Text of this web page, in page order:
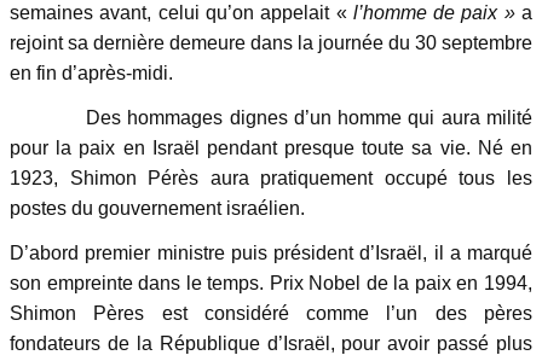
semaines avant, celui qu’on appelait « l’homme de paix »a
rejoint sa dernière demeure dans la journée du 30 septembre
en fin d’après-midi.
Des hommages dignes d’un homme qui aura milité
pour la paix en Israël pendant presque toute sa vie. Né en
1923, Shimon Pérès aura pratiquement occupé tous les
postes du gouvernement israélien.
D’abord premier ministre puis président d’Israël, il a marqué
son empreinte dans le temps. Prix Nobel de la paix en 1994,
Shimon Pères est considéré comme l’un des pères
fondateurs de la République d’Israël, pour avoir passé plus